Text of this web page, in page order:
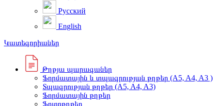
Русский
English
Կատեգորիաներ
Թղթյա պարագաներ
Ֆորմատային և տպագրության թղթեր (A5, A4, A3 )
Տպագրության թղթեր (A5, A4, A3)
Ֆորմատային թղթեր
Ֆոտոթղթեր